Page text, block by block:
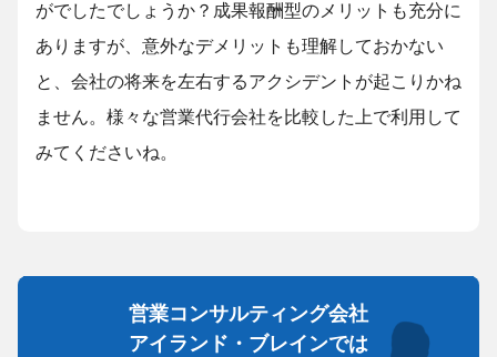
がでしたでしょうか？成果報酬型のメリットも充分に
ありますが、意外なデメリットも理解しておかない
と、会社の将来を左右するアクシデントが起こりかね
ません。様々な営業代行会社を比較した上で利用して
みてくださいね。
営業コンサルティング会社
アイランド・ブレインでは